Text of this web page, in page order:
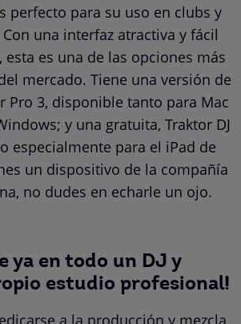
perfecto para su uso en clubs y
Con una interfaz atractiva y fácil
esta es una de las opciones más
mercado. Tiene una versión de
Pro 3, disponible tanto para Mac
y una gratuita, Traktor DJ
especialmente para el iPad de
un dispositivo de la compañía
no dudes en echarle un ojo.
ya en todo un DJ y
estudio profesional!
a la producción y mezcla